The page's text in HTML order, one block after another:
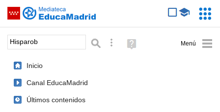
Saltar navegación
Palabra o frase: Búsqueda avanzada
Ayuda
(en
Inicio
Canal EducaMadrid
Últimos contenidos